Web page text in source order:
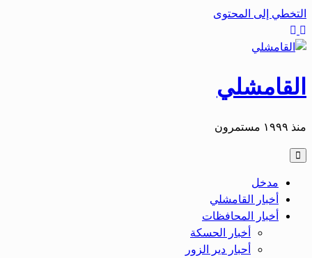
التخطي إلى المحتوى
القامشلي
منذ ١٩٩٩ مستمرون
مدخل
أخبار القامشلي
أخبار المحافظات
أخبار الحسكة
أحبار دير الزور